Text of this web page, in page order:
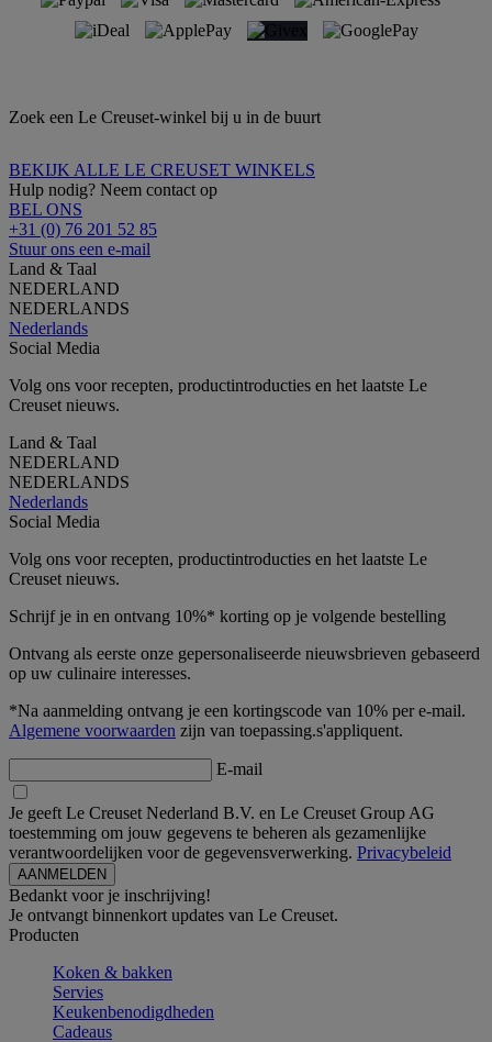
Zoek een Le Creuset-winkel bij u in de buurt
BEKIJK ALLE LE CREUSET WINKELS
Hulp nodig? Neem contact op
BEL ONS
+31 (0) 76 201 52 85
Stuur ons een e-mail
Land & Taal
NEDERLAND
NEDERLANDS
Nederlands
Social Media
Volg ons voor recepten, productintroducties en het laatste Le
Creuset nieuws.
Land & Taal
NEDERLAND
NEDERLANDS
Nederlands
Social Media
Volg ons voor recepten, productintroducties en het laatste Le
Creuset nieuws.
Schrijf je in en ontvang 10%* korting op je volgende bestelling
Ontvang als eerste onze gepersonaliseerde nieuwsbrieven gebaseerd
op uw culinaire interesses.
*Na aanmelding ontvang je een kortingscode van 10% per e-mail.
Algemene voorwaarden zijn van toepassing.s'appliquent.
E-mail
Je geeft Le Creuset Nederland B.V. en Le Creuset Group AG
toestemming om jouw gegevens te beheren als gezamenlijke
verantwoordelijken voor de gegevensverwerking. Privacybeleid
Bedankt voor je inschrijving!
Je ontvangt binnenkort updates van Le Creuset.
Producten
Koken & bakken
Servies
Keukenbenodigdheden
Cadeaus